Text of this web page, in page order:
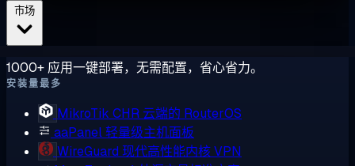
1000+ 应用一键部署，无需配置，省心省力。
安装量最多
MikroTik CHR 云端的 RouterOS
aaPanel轻量级主机面板
WireGuard 现代高性能内核 VPN